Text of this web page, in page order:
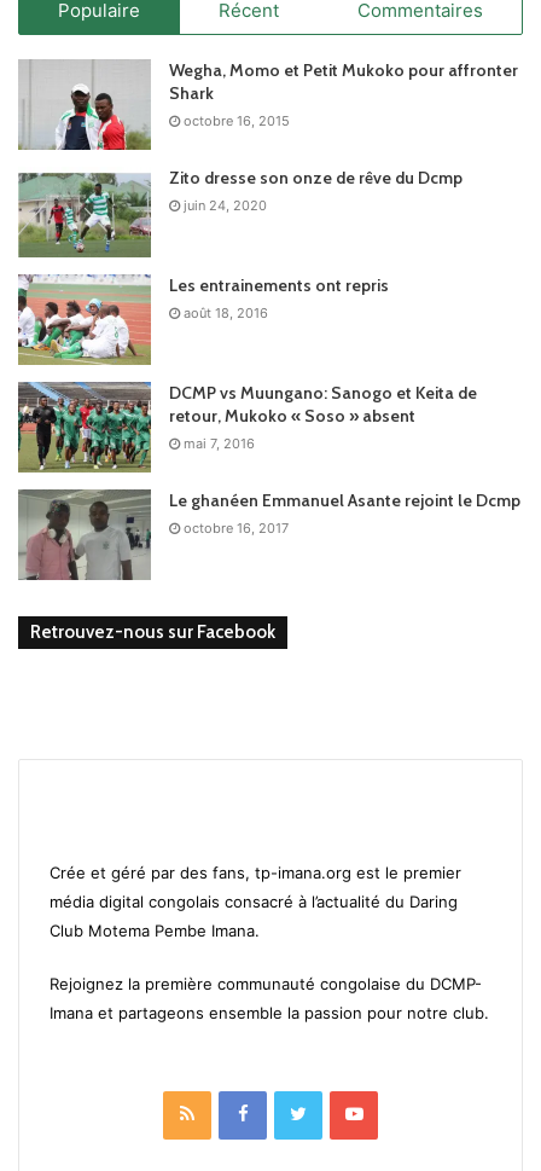
Populaire Récent Commentaires
Wegha, Momo et Petit Mukoko pour affronter
Shark
octobre 16, 2015
Zito dresse son onze de rêve du Dcmp
juin 24, 2020
Les entrainements ont repris
août 18, 2016
DCMP vs Muungano: Sanogo et Keita de
retour, Mukoko « Soso » absent
mai 7, 2016
Le ghanéen Emmanuel Asante rejoint le Dcmp
octobre 16, 2017
Retrouvez-nous sur Facebook
Crée et géré par des fans, tp-imana.org est le premier
média digital congolais consacré à l’actualité du Daring
Club Motema Pembe Imana.
Rejoignez la première communauté congolaise du DCMP-
Imana et partageons ensemble la passion pour notre club.
RSS FacebookTwitterYouTube